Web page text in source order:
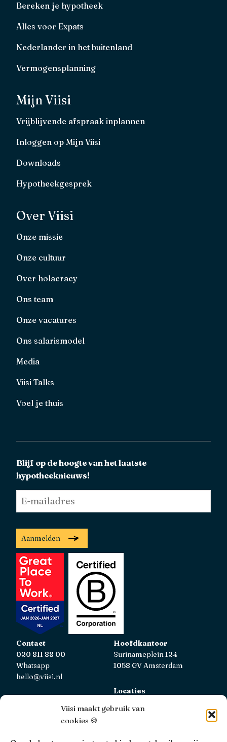
Viisi maakt gebruik van
cookies 🍪
Bereken je hypotheek
Alles voor Expats
Nederlander in het buitenland
Vermogensplanning
Mijn Viisi
Vrijblijvende afspraak inplannen
Inloggen op Mijn Viisi
Downloads
Hypotheekgesprek
Over Viisi
Onze missie
Onze cultuur
Over holacracy
Ons team
Onze vacatures
Ons salarismodel
Media
Viisi Talks
Voel je thuis
Blijf op de hoogte van het laatste
hypotheeknieuws!
E-
mailadres *
Aanmelden
Contact
020 811 88 00
Whatsapp
hello@viisi.nl
Hoofdkantoor
Surinameplein 124
1058 GV Amsterdam
Locaties
Viisi Hypotheken is geregistreerd bij de AFM.